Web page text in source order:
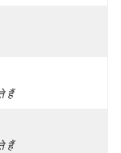
हैं
हैं